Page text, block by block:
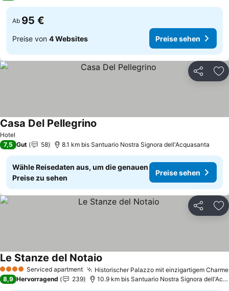
Ab 95 €
Preise von 4 Websites Preise sehen
Teilen
Hotel
Casa Del Pellegrino
7,5 Gut 58 8.1 km bis Santuario Nostra Signora dell'Acquasanta
Wähle Reisedaten aus, um die genauen
Preise zu sehen
Preise sehen
Teilen
4 Sterne Serviced apartment Historischer Palazzo mit einzigartigem Charme
Le Stanze del Notaio
8,9 Hervorragend 239 10.9 km bis Santuario Nostra Signora